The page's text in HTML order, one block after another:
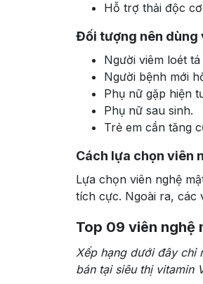
Hỗ trợ thải độc
Đối tượng nên dùng
Người viêm loét
Người bệnh mới
Phụ nữ gặp hiện
Phụ nữ sau sinh.
Trẻ em cần tăng
Cách lựa chọn viên
Lựa chọn viên nghệ
tích cực. Ngoài ra, các
Top 09 viên nghệ
Xếp hạng dưới đây chỉ
bán tại siêu thị vitamin